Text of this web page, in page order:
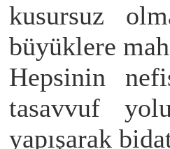
kusursuz
büyüklere
Hepsinin
tasavvuf
yapışarak